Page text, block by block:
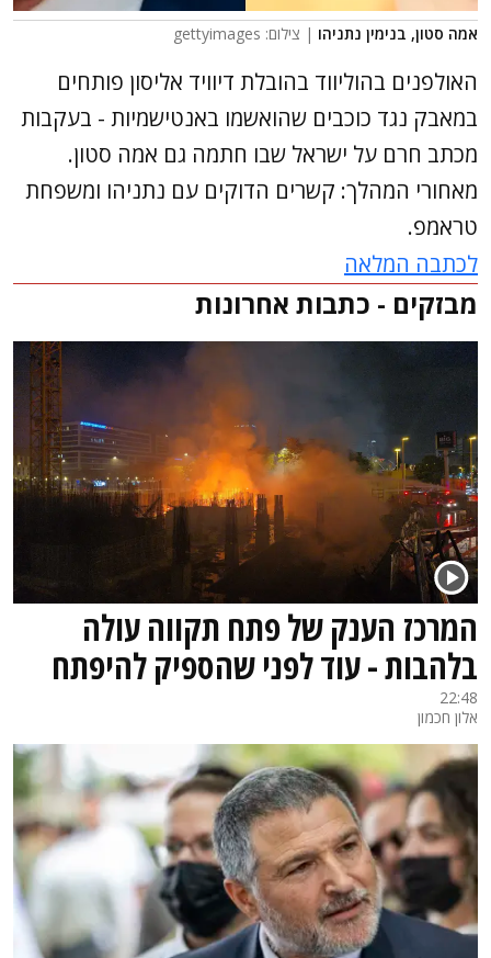
אמה סטון, בנימין נתניהו | צילום: gettyimages
האולפנים בהוליווד בהובלת דיוויד אליסון פותחים
במאבק נגד כוכבים שהואשמו באנטישמיות - בעקבות
מכתב חרם על ישראל שבו חתמה גם אמה סטון.
מאחורי המהלך: קשרים הדוקים עם נתניהו ומשפחת
טראמפ.
לכתבה המלאה
מבזקים - כתבות אחרונות
המרכז הענק של פתח תקווה עולה
בלהבות - עוד לפני שהספיק להיפתח
22:48
אלון חכמון